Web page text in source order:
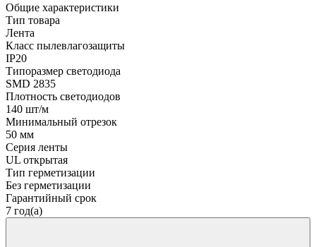
Общие характеристики
Тип товара
Лента
Класс пылевлагозащиты
IP20
Типоразмер светодиода
SMD 2835
Плотность светодиодов
140 шт/м
Минимальный отрезок
50 мм
Серия ленты
UL открытая
Тип герметизации
Без герметизации
Гарантийный срок
7 год(а)